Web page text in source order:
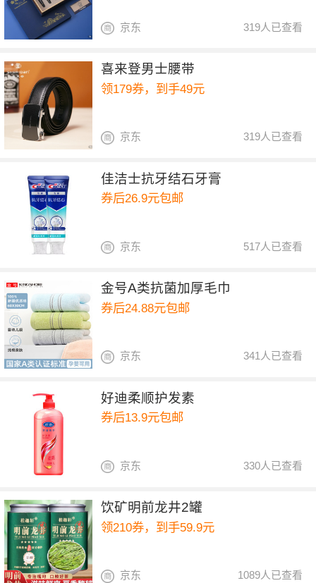
319人已查看
京东
喜来登男士腰带
领179券，到手49元
319人已查看
京东
佳洁士抗牙结石牙膏
券后26.9元包邮
517人已查看
京东
金号A类抗菌加厚毛巾
券后24.88元包邮
341人已查看
京东
好迪柔顺护发素
券后13.9元包邮
330人已查看
京东
饮矿明前龙井2罐
领210券，到手59.9元
1089人已查看
京东